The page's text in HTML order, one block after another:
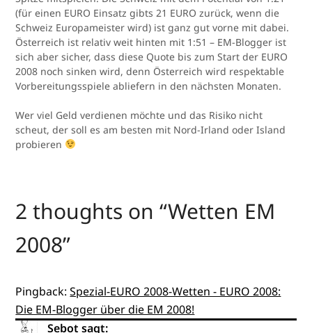
(für einen EURO Einsatz gibts 21 EURO zurück, wenn die
Schweiz Europameister wird) ist ganz gut vorne mit dabei.
Österreich ist relativ weit hinten mit 1:51 – EM-Blogger ist
sich aber sicher, dass diese Quote bis zum Start der EURO
2008 noch sinken wird, denn Österreich wird respektable
Vorbereitungsspiele abliefern in den nächsten Monaten.
Wer viel Geld verdienen möchte und das Risiko nicht
scheut, der soll es am besten mit Nord-Irland oder Island
probieren
2 thoughts on “Wetten EM
2008”
Pingback:Spezial-EURO 2008-Wetten - EURO 2008:
Die EM-Blogger über die EM 2008!
Sebot sagt: